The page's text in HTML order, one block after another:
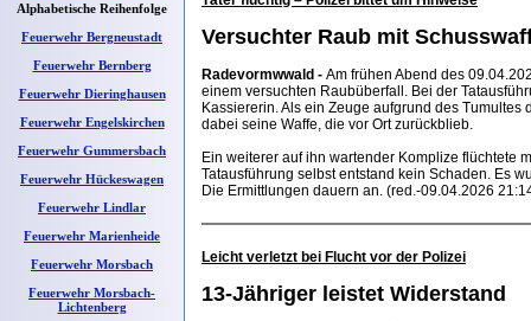
Alphabetische Reihenfolge
Feuerwehr Bergneustadt
Feuerwehr Bernberg
Feuerwehr Dieringhausen
Feuerwehr Engelskirchen
Feuerwehr Gummersbach
Feuerwehr Hückeswagen
Feuerwehr Lindlar
Feuerwehr Marienheide
Feuerwehr Morsbach
Feuerwehr Morsbach-
Lichtenberg
Versuchter Raub mit
Radevormwwald - Am frühen Abend des
einem versuchten Raubüberfall. Bei der
Kassiererin. Als ein Zeuge aufgrund des
dabei seine Waffe, die vor Ort zurückblieb.
Ein weiterer auf ihn wartender Komplize flüchtete
Tatausführung selbst entstand kein Schaden. Es
Die Ermittlungen dauern an. (red.-09.04.2026
Leicht verletzt bei Flucht vor der Polizei
13-Jähriger leistet Widerstand